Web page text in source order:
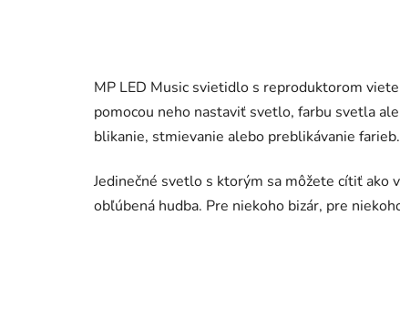
MP LED Music svietidlo s reproduktorom
pomocou neho nastaviť svetlo, farbu svetla
blikanie, stmievanie alebo preblikávanie farieb.
Jedinečné svetlo s ktorým sa môžete cítiť ako
obľúbená hudba. Pre niekoho bizár, pre